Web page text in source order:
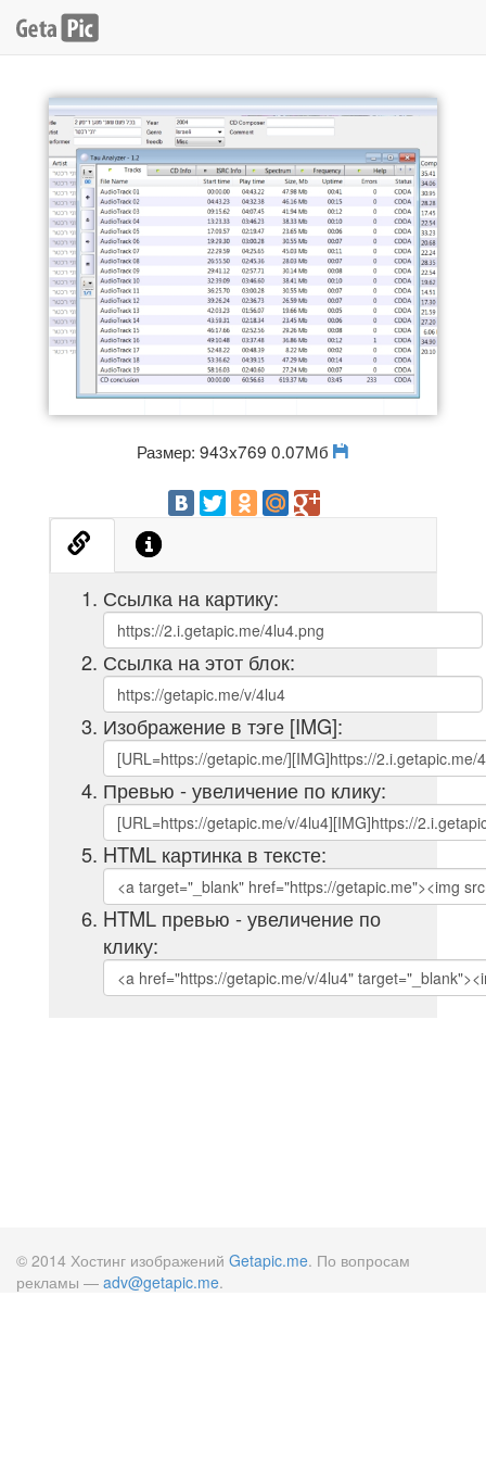
Размер: 943x769 0.07Мб
Ссылка на картику:
Ссылка на этот блок:
Изображение в тэге [IMG]:
Превью - увеличение по клику:
HTML картинка в тексте:
HTML превью - увеличение по
клику:
© 2014 Хостинг изображений Getapic.me. По вопросам
рекламы — adv@getapic.me.